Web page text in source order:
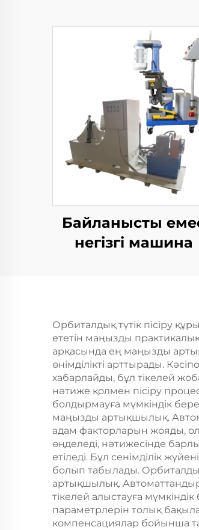
Байланысты
негізгі машина
Орбиталдық түтік пісіру
ететін маңызды
арқасында ең маңызды
өнімділікті арттырады.
хабарлайды, бұл тікелей
нәтиже қолмен пісіру
болдырмауға мүмкіндік
маңызды артықшылық.
адам факторларын жояды,
өңделеді, нәтижесінде
етіледі. Бұл сенімділік
болып табылады. Орбиталдық
артықшылық.
тікелей алыстауға
параметрлерін толық
компенсациялар бойынша